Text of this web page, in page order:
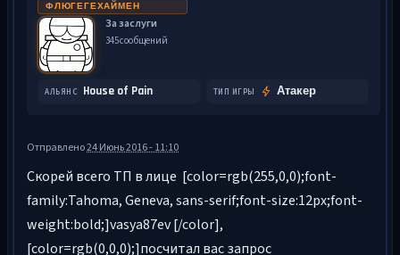
ФЛЮГЕГЕХАЙМЕН
За заслуги
345 сообщений
АЛЬЯНС House of Pain ТИП ИГРЫ Атакер
Отправлено24 Июнь 2016 - 11:10
Скорей всего ТП в лице [color=rgb(255,0,0);font-
family:Tahoma, Geneva, sans-serif;font-size:12px;font-
weight:bold;]vasya87ev [/color],
[color=rgb(0,0,0);]посчитал вас запрос